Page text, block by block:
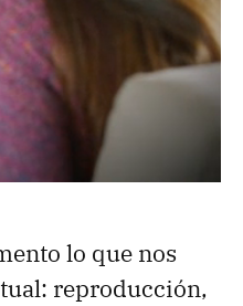
lo que nos
reproducción,